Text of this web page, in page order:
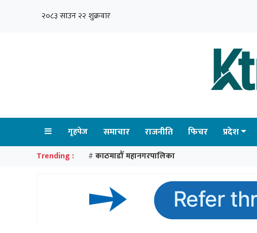
२०८३ साउन २२ शुक्रवार
गृहपेज समाचार राजनीति फिचर प्रदेश
Trending : # काठमाडौँ महानगरपालिका